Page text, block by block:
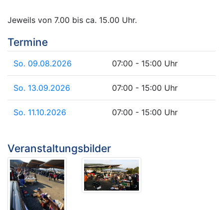
Jeweils von 7.00 bis ca. 15.00 Uhr.
Termine
So. 09.08.2026 07:00 - 15:00 Uhr
So. 13.09.2026 07:00 - 15:00 Uhr
So. 11.10.2026 07:00 - 15:00 Uhr
Veranstaltungsbilder